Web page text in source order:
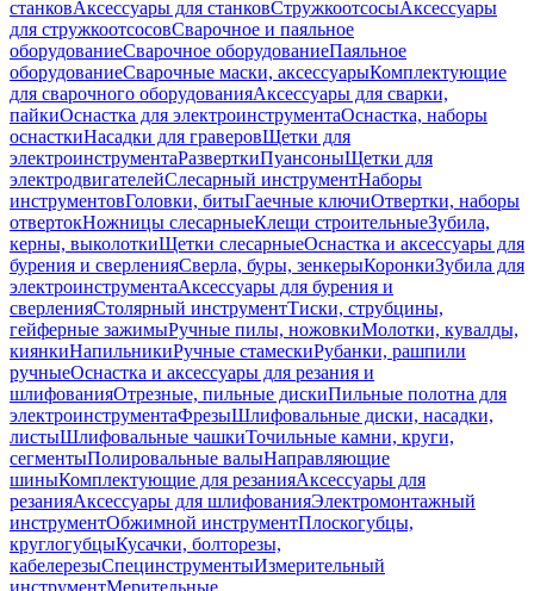
станковАксессуары для станковСтружкоотсосыАксессуары
для стружкоотсосовСварочное и паяльное
оборудованиеСварочное оборудованиеПаяльное
оборудованиеСварочные маски, аксессуарыКомплектующие
для сварочного оборудованияАксессуары для сварки,
пайкиОснастка для электроинструментаОснастка, наборы
оснасткиНасадки для граверовЩетки для
электроинструментаРазверткиПуансоныЩетки для
электродвигателейСлесарный инструментНаборы
инструментовГоловки, битыГаечные ключиОтвертки, наборы
отвертокНожницы слесарныеКлещи строительныеЗубила,
керны, выколоткиЩетки слесарныеОснастка и аксессуары для
бурения и сверленияСверла, буры, зенкерыКоронкиЗубила для
электроинструментаАксессуары для бурения и
сверленияСтолярный инструментТиски, струбцины,
гейферные зажимыРучные пилы, ножовкиМолотки, кувалды,
киянкиНапильникиРучные стамескиРубанки, рашпили
ручныеОснастка и аксессуары для резания и
шлифованияОтрезные, пильные дискиПильные полотна для
электроинструментаФрезыШлифовальные диски, насадки,
листыШлифовальные чашкиТочильные камни, круги,
сегментыПолировальные валыНаправляющие
шиныКомплектующие для резанияАксессуары для
резанияАксессуары для шлифованияЭлектромонтажный
инструментОбжимной инструментПлоскогубцы,
круглогубцыКусачки, болторезы,
кабелерезыСпецинструментыИзмерительный
инструментМерительные